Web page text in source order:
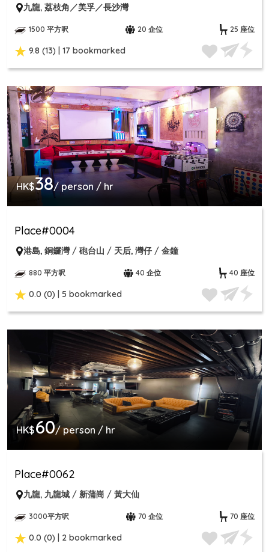
九龍, 荔枝角／美孚／長沙灣
1500 平方呎 20 企位 25 座位
9.8 (13) | 17 bookmarked
HK$38/ person / hr
Place#0004
港島, 銅鑼灣 / 砲台山 / 天后, 灣仔 / 金鐘
880 平方呎 40 企位 40 座位
0.0 (0) | 5 bookmarked
HK$60/ person / hr
Place#0062
九龍, 九龍城 / 新蒲崗 / 黃大仙
3000平方呎 70 企位 70 座位
0.0 (0) | 2 bookmarked